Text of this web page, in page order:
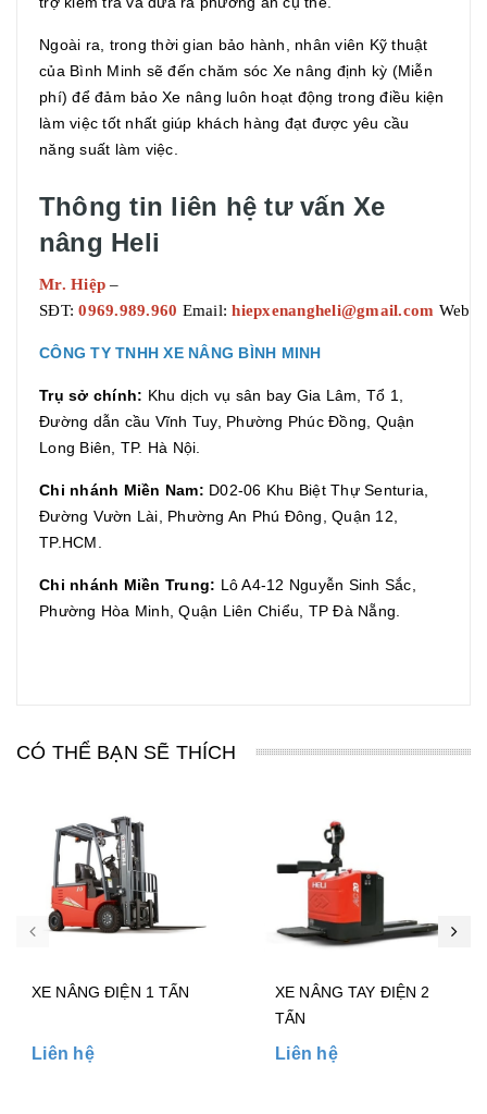
Ngoài ra, trong thời gian bảo hành, nhân viên Kỹ thuật
của Bình Minh sẽ đến chăm sóc Xe nâng định kỳ (Miễn
phí) để đảm bảo Xe nâng luôn hoạt động trong điều kiện
làm việc tốt nhất giúp khách hàng đạt được yêu cầu
năng suất làm việc.
Thông tin liên hệ tư vấn Xe
nâng Heli
Mr. Hiệp –
SĐT:0969.989.960 Email:hiepxenangheli@gmail.com
CÔNG TY TNHH XE NÂNG BÌNH MINH
Trụ sở chính: Khu dịch vụ sân bay Gia Lâm, Tổ 1,
Đường dẫn cầu Vĩnh Tuy, Phường Phúc Đồng, Quận
Long Biên, TP. Hà Nội.
Chi nhánh Miền Nam: D02-06 Khu Biệt Thự Senturia,
Đường Vườn Lài, Phường An Phú Đông, Quận 12,
TP.HCM.
Chi nhánh Miền Trung: Lô A4-12 Nguyễn Sinh Sắc,
Phường Hòa Minh, Quận Liên Chiểu, TP Đà Nẵng.
CÓ THỂ BẠN SẼ THÍCH
XE NÂNG ĐIỆN 1 TẤN
Liên hệ
XE NÂNG TAY ĐIỆN 2
TẤN
Liên hệ